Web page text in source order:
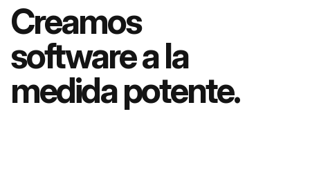
Creamos
software a la
medida potente.